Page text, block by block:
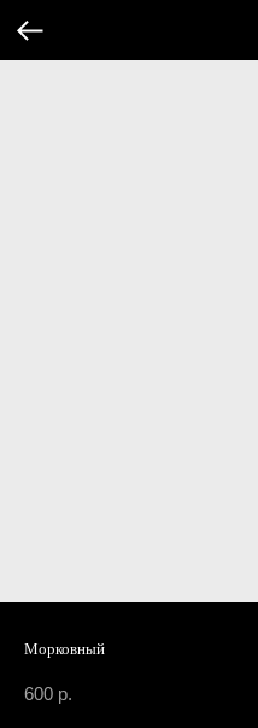
Морковный
600 р.